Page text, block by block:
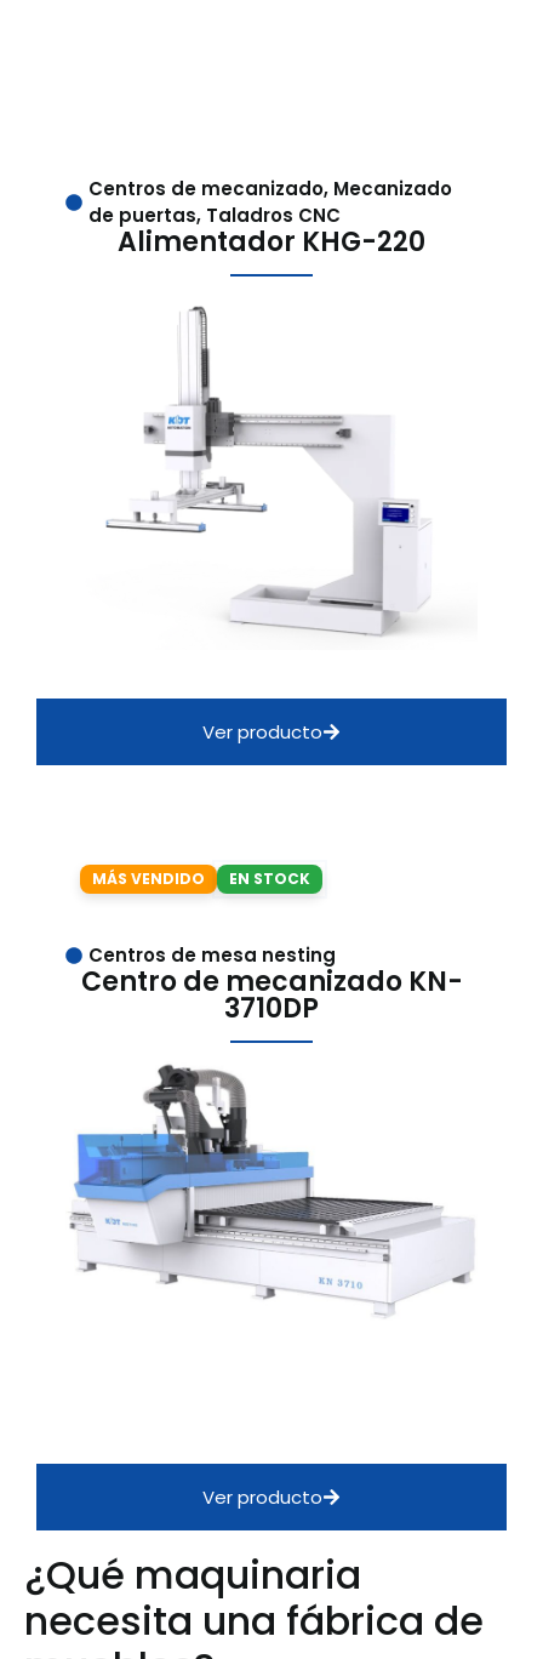
Centros de mecanizado, Mecanizado
de puertas, Taladros CNC
Alimentador KHG-220
Ver producto
MÁS VENDIDO EN STOCK
Centros de mesa nesting
Centro de mecanizado KN-
3710DP
Ver producto
¿Qué maquinaria
necesita una fábrica de